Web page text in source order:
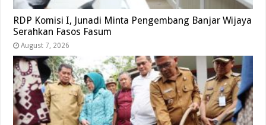
RDP Komisi I, Junadi Minta Pengembang Banjar Wijaya
Serahkan Fasos Fasum
August 7, 2026